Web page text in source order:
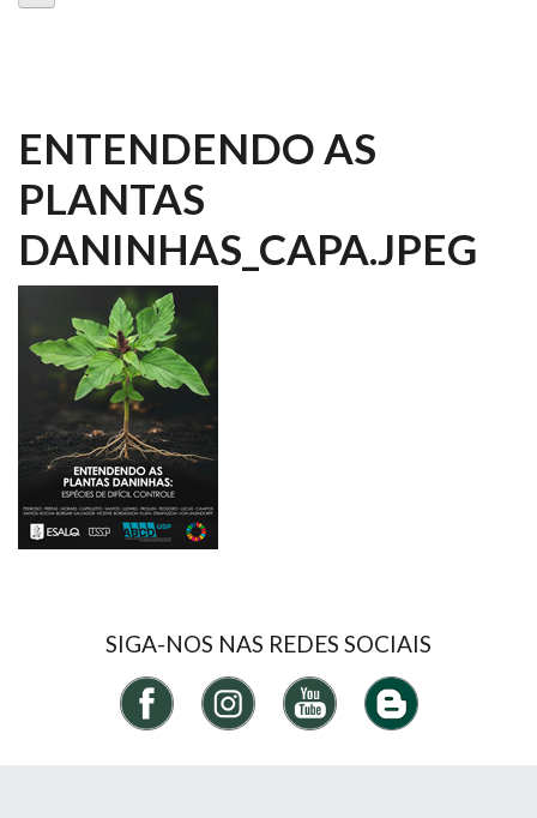
ENTENDENDO AS
PLANTAS
DANINHAS_CAPA.JPEG
SIGA-NOS NAS REDES SOCIAIS